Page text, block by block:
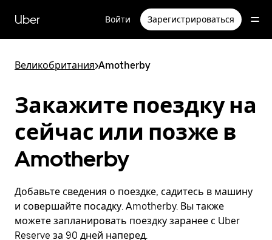
перейти
к
содержимому
Uber Войти Зарегистрироваться
Великобритания>Amotherby
Закажите поездку на
сейчас или позже в
Amotherby
Добавьте сведения о поездке, садитесь в машину
и совершайте посадку. Amotherby. Вы также
можете запланировать поездку заранее с Uber
Reserve за 90 дней наперед.